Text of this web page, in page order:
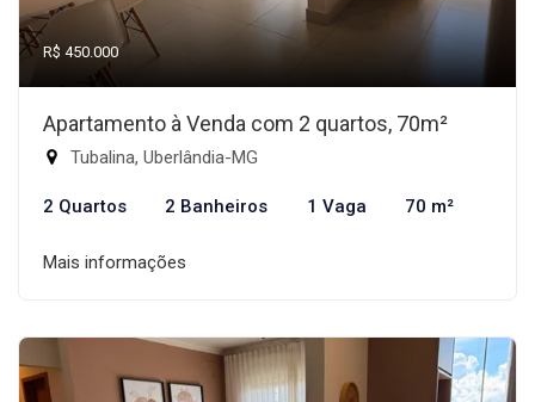
R$ 450.000
Apartamento à Venda com 2 quartos, 70m²
Tubalina, Uberlândia-MG
2 Quartos 2 Banheiros 1 Vaga 70 m²
Mais informações